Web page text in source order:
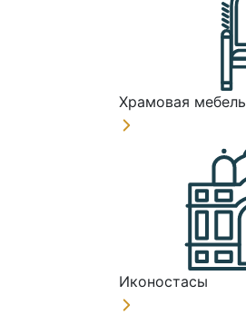
Храмовая мебель
Иконостасы